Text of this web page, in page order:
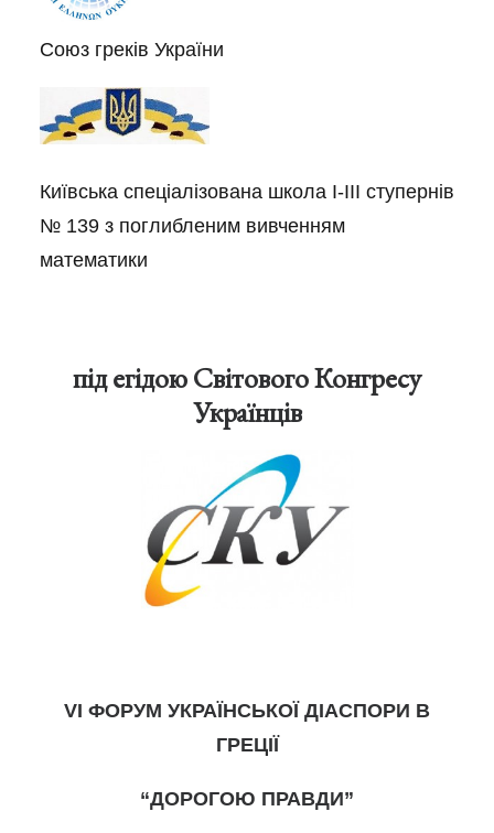
Союз греків України
Київська спеціалізована школа І-ІІІ ступернів
№ 139 з поглибленим вивченням
математики
під егідою Світового Конгресу
Українців
VІ ФОРУМ УКРАЇНСЬКОЇ ДІАСПОРИ В
ГРЕЦІЇ
“ДОРОГОЮ ПРАВДИ”